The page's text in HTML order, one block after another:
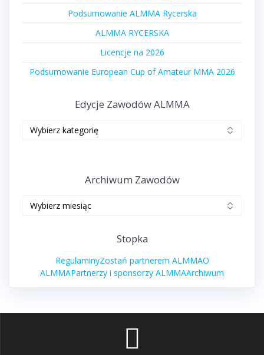
Podsumowanie ALMMA Rycerska
ALMMA RYCERSKA
Licencje na 2026
Podsumowanie European Cup of Amateur MMA 2026
Edycje Zawodów ALMMA
Archiwum Zawodów
Stopka
RegulaminyZostań partnerem ALMMAO
ALMMAPartnerzy i sponsorzy ALMMAArchiwum